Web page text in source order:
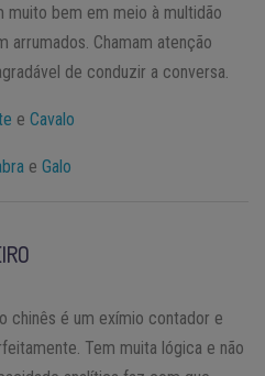
muito bem em meio à multidão
Chamam atenção
de conduzir a conversa.
e Cavalo
e Galo
chinês é um exímio contador e
Tem muita lógica e não